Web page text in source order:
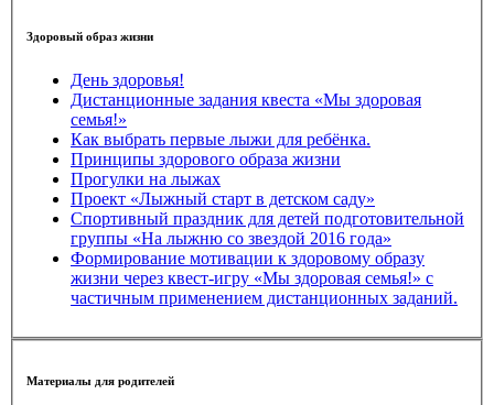
Здоровый образ жизни
День здоровья!
Дистанционные задания квеста «Мы здоровая
семья!»
Как выбрать первые лыжи для ребёнка.
Принципы здорового образа жизни
Прогулки на лыжах
Проект «Лыжный старт в детском саду»
Спортивный праздник для детей подготовительной
группы «На лыжню со звездой 2016 года»
Формирование мотивации к здоровому образу
жизни через квест-игру «Мы здоровая семья!» с
частичным применением дистанционных заданий.
Материалы для родителей